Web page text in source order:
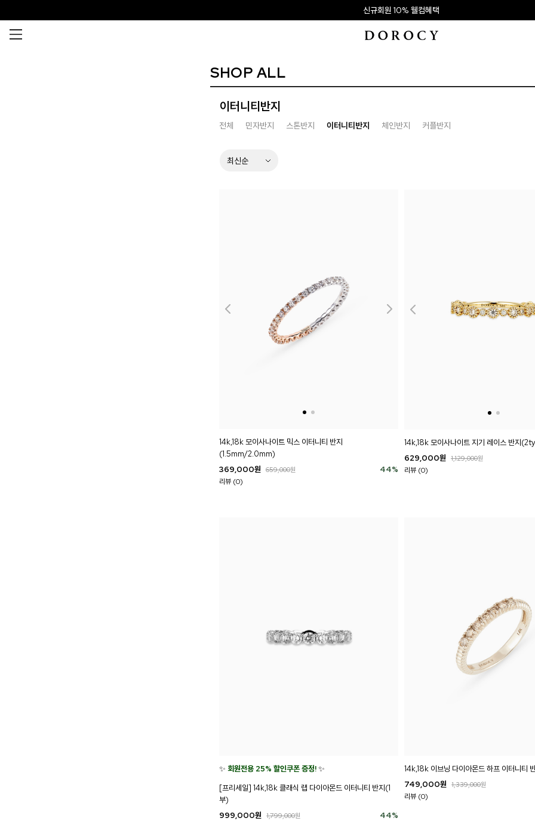
신규회원 10% 웰컴혜택
SHOP ALL
이터니티반지
전체 민자반지 스톤반지 이터니티반지 체인반지 커플반지
14k,18k 모이사나이트 믹스 이터니티 반지
(1.5mm/2.0mm)
44%
369,000원 659,000원
리뷰 (0)
14k,18k 모이사나이트 지기 레이스 반지
629,000원 1,129,000원
리뷰 (0)
✨ 회원전용 25% 할인쿠폰 증정!✨
[프리세일] 14k,18k 클래식 랩 다이아몬드 이터니티 반지(1
부)
44%
999,000원 1,799,000원
14k,18k 이브닝 다이아몬드 하프 이터니티
749,000원 1,339,000원
리뷰 (0)